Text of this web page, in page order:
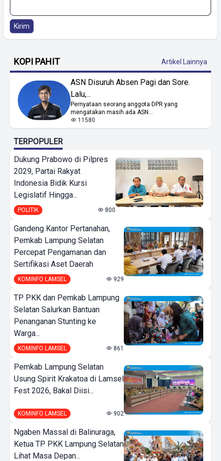
Kirim
KOPI PAHIT Artikel Lainnya
ASN Disuruh Absen Pagi dan Sore.
Lalu,...
Pernyataan seorang anggota DPR yang
mengatakan masih ada ASN...
11580
TERPOPULER
Dukung Prabowo di Pilpres
2029, Partai Rakyat
Indonesia Bidik Kursi
Legislatif Hingga...
POLITIK 800
Gandeng Kantor Pertanahan,
Pemkab Lampung Selatan
Percepat Pengamanan dan
Sertifikasi Aset Daerah
KOMINFO LAMSEL 929
TP PKK dan Pemkab Lampung
Selatan Salurkan Bantuan
Penanganan Stunting ke
Warga...
KOMINFO LAMSEL 861
Pemkab Lampung Selatan
Usung Spirit Krakatoa di Lamsel
Fest 2026, Bakal Diisi...
KOMINFO LAMSEL 902
Ngaben Massal di Balinuraga,
Ketua TP PKK Lampung Selatan
Lihat Masa Depan...